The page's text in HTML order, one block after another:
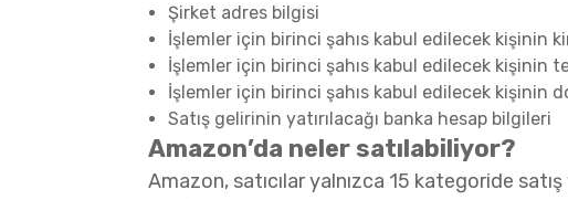
Şirket adres bilgisi
İşlemler için birinci şahıs kabul edilecek kişinin
İşlemler için birinci şahıs kabul edilecek kişinin
İşlemler için birinci şahıs kabul edilecek kişinin
Satış gelirinin yatırılacağı banka hesap bilgileri
Amazon’da neler satılabiliyor?
Amazon, satıcılar yalnızca 15 kategoride